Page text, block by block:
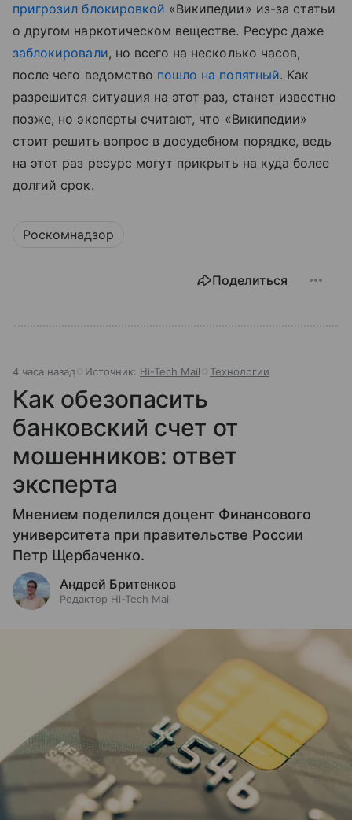
пригрозил блокировкой «Википедии» из-за статьи
о другом наркотическом веществе. Ресурс даже
заблокировали, но всего на несколько часов,
после чего ведомство пошло на попятный. Как
разрешится ситуация на этот раз, станет известно
позже, но эксперты считают, что «Википедии»
стоит решить вопрос в досудебном порядке, ведь
на этот раз ресурс могут прикрыть на куда более
долгий срок.
Роскомнадзор
Поделиться
4 часа назад Источник: Hi-Tech Mail Технологии
Как обезопасить
банковский счет от
мошенников: ответ
эксперта
Мнением поделился доцент Финансового
университета при правительстве России
Петр Щербаченко.
Андрей Бритенков
Редактор Hi-Tech Mail